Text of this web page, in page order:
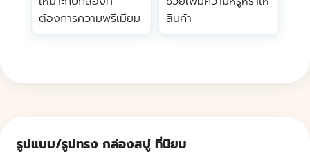
ต้องการความพรีเมียม
สินค้า
รูปแบบ/รูปทรง กล่องสบู่ ที่นิยม